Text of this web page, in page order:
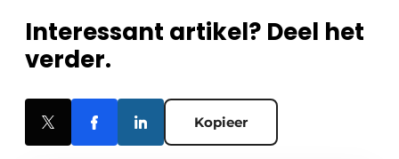
Interessant artikel? Deel het
verder.
Kopieer